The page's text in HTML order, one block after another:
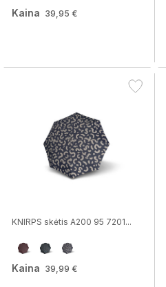
Kaina 39,95 €
KNIRPS skėtis A200 95 7201...
Kaina 39,99 €